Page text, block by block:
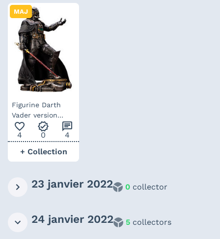
MAJ
Figurine Darth
Vader version
steampunk par
Kotobukiya
favorite_outline
4
verified
0
chat
4
+ Collection
23 janvier 2022 0 collector
24 janvier 2022 5 collectors